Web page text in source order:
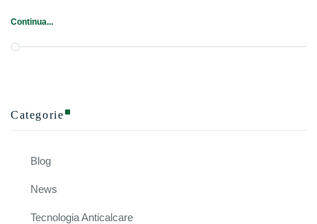
Continua...
Categorie
Blog
News
Tecnologia Anticalcare